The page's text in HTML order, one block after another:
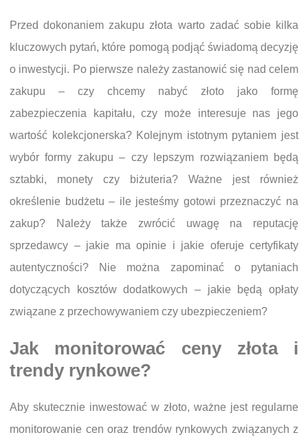
Przed dokonaniem zakupu złota warto zadać sobie kilka
kluczowych pytań, które pomogą podjąć świadomą decyzję
o inwestycji. Po pierwsze należy zastanowić się nad celem
zakupu – czy chcemy nabyć złoto jako formę
zabezpieczenia kapitału, czy może interesuje nas jego
wartość kolekcjonerska? Kolejnym istotnym pytaniem jest
wybór formy zakupu – czy lepszym rozwiązaniem będą
sztabki, monety czy biżuteria? Ważne jest również
określenie budżetu – ile jesteśmy gotowi przeznaczyć na
zakup? Należy także zwrócić uwagę na reputację
sprzedawcy – jakie ma opinie i jakie oferuje certyfikaty
autentyczności? Nie można zapominać o pytaniach
dotyczących kosztów dodatkowych – jakie będą opłaty
związane z przechowywaniem czy ubezpieczeniem?
Jak monitorować ceny złota i
trendy rynkowe?
Aby skutecznie inwestować w złoto, ważne jest regularne
monitorowanie cen oraz trendów rynkowych związanych z